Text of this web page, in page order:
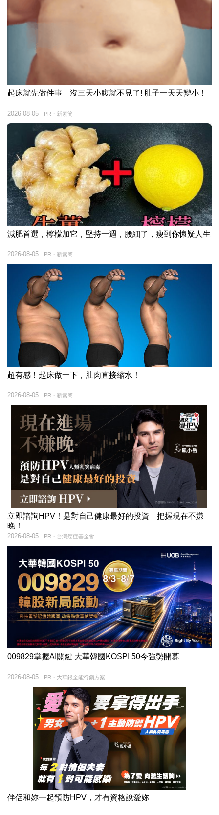
起床就先做件事，沒三天小腹就不見了! 肚子一天天變小！
PR・新素簡
2026-08-05
減肥首選，檸檬加它，堅持一週，腰細了，瘦到你懷疑人生
PR・新素簡
2026-08-05
超有感！起床做一下，肚肉直接縮水！
PR・新素簡
2026-08-05
立即諮詢HPV！是對自己健康最好的投資，把握現在不嫌
晚！
PR・台灣癌症基金會
2026-08-05
009829掌握AI關鍵 大華韓國KOSPI 50今強勢開募
PR・大華銀全能行銷方案
2026-08-05
伴侶和妳一起預防HPV，才有資格說愛妳！